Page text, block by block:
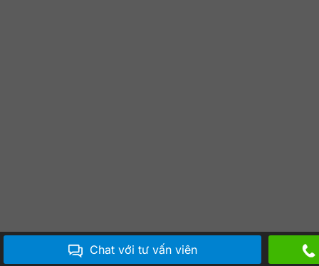
Chat với tư vấn viên